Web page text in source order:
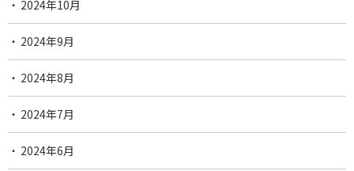
2024年10月
2024年9月
2024年8月
2024年7月
2024年6月